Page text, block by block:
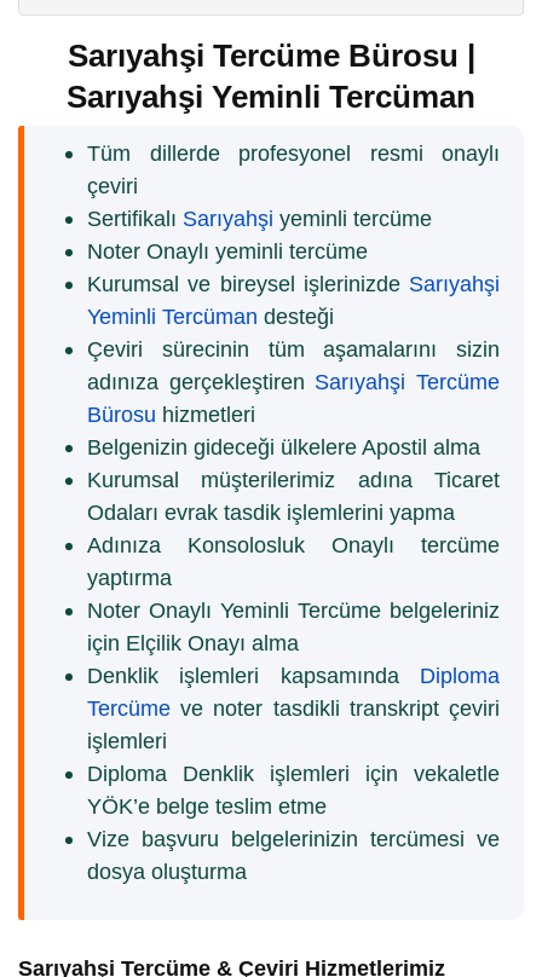
Sarıyahşi Tercüme Bürosu |
Sarıyahşi Yeminli Tercüman
Tüm dillerde profesyonel resmi onaylı
çeviri
Sertifikalı Sarıyahşi yeminli tercüme
Noter Onaylı yeminli tercüme
Kurumsal ve bireysel işlerinizde Sarıyahşi
Yeminli Tercüman desteği
Çeviri sürecinin tüm aşamalarını sizin
adınıza gerçekleştiren Sarıyahşi Tercüme
Bürosu hizmetleri
Belgenizin gideceği ülkelere Apostil alma
Kurumsal müşterilerimiz adına Ticaret
Odaları evrak tasdik işlemlerini yapma
Adınıza Konsolosluk Onaylı tercüme
yaptırma
Noter Onaylı Yeminli Tercüme belgeleriniz
için Elçilik Onayı alma
Denklik işlemleri kapsamında Diploma
Tercüme ve noter tasdikli transkript çeviri
işlemleri
Diploma Denklik işlemleri için vekaletle
YÖK’e belge teslim etme
Vize başvuru belgelerinizin tercümesi ve
dosya oluşturma
Sarıyahşi Tercüme & Çeviri Hizmetlerimiz